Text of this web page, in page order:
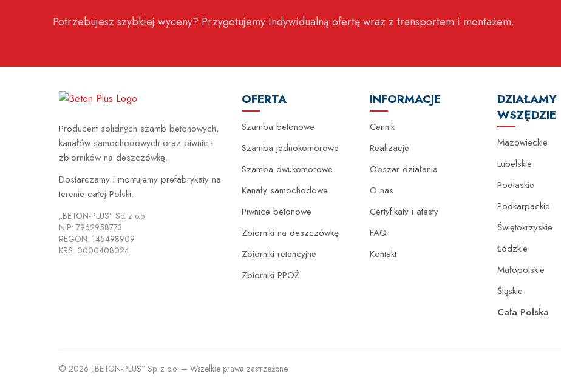
Potrzebujesz szybkiej wyceny? Przygotujemy indywidualną ofertę wraz z transportem i montażem.
Producent solidnych szamb betonowych,
kanałów samochodowych oraz piwnic i
zbiorników na deszczówkę.
Dostarczamy i montujemy prefabrykaty na
terenie całej Polski.
„BETON-PLUS” Sp. z o.o.
NIP: 7962958773
REGON: 145498909
KRS: 0000408024
OFERTA
Szamba betonowe
Szamba jednokomorowe
Szamba dwukomorowe
Kanały samochodowe
Piwnice betonowe
Zbiorniki na deszczówkę
Zbiorniki retencyjne
Zbiorniki PPOŻ
INFORMACJE
Cennik
Realizacje
Obszar działania
O nas
Certyfikaty i atesty
FAQ
Kontakt
DZIAŁAMY
WSZĘDZIE
Mazowieckie
Lubelskie
Podlaskie
Podkarpackie
Świętokrzyskie
Łódzkie
Małopolskie
Śląskie
Cała Polska
© 2026 „BETON-PLUS” Sp. z o.o. — Wszelkie prawa zastrzeżone